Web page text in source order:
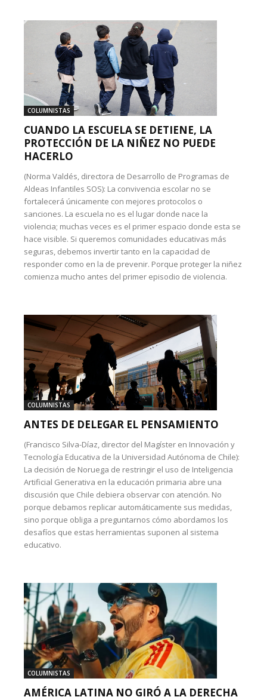
COLUMNISTAS
CUANDO LA ESCUELA SE DETIENE, LA
PROTECCIÓN DE LA NIÑEZ NO PUEDE
HACERLO
(Norma Valdés, directora de Desarrollo de Programas de
Aldeas Infantiles SOS): La convivencia escolar no se
fortalecerá únicamente con mejores protocolos o
sanciones. La escuela no es el lugar donde nace la
violencia; muchas veces es el primer espacio donde esta se
hace visible. Si queremos comunidades educativas más
seguras, debemos invertir tanto en la capacidad de
responder como en la de prevenir. Porque proteger la niñez
comienza mucho antes del primer episodio de violencia.
COLUMNISTAS
ANTES DE DELEGAR EL PENSAMIENTO
(Francisco Silva-Díaz, director del Magíster en Innovación y
Tecnología Educativa de la Universidad Autónoma de Chile):
La decisión de Noruega de restringir el uso de Inteligencia
Artificial Generativa en la educación primaria abre una
discusión que Chile debiera observar con atención. No
porque debamos replicar automáticamente sus medidas,
sino porque obliga a preguntarnos cómo abordamos los
desafíos que estas herramientas suponen al sistema
educativo.
COLUMNISTAS
AMÉRICA LATINA NO GIRÓ A LA DERECHA